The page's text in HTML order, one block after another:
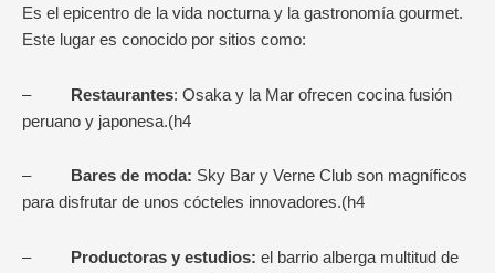
Es el epicentro de la vida nocturna y la gastronomía gourmet.
Este lugar es conocido por sitios como:
– Restaurantes: Osaka y la Mar ofrecen cocina fusión
peruano y japonesa.(h4
– Bares de moda: Sky Bar y Verne Club son magníficos
para disfrutar de unos cócteles innovadores.(h4
– Productoras y estudios: el barrio alberga multitud de